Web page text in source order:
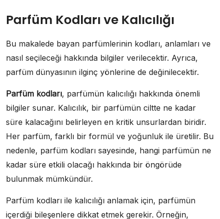
Parfüm Kodları ve Kalıcılığı
Bu makalede bayan parfümlerinin kodları, anlamları ve
nasıl seçileceği hakkında bilgiler verilecektir. Ayrıca,
parfüm dünyasının ilginç yönlerine de değinilecektir.
Parfüm kodları, parfümün kalıcılığı hakkında önemli
bilgiler sunar. Kalıcılık, bir parfümün ciltte ne kadar
süre kalacağını belirleyen en kritik unsurlardan biridir.
Her parfüm, farklı bir formül ve yoğunluk ile üretilir. Bu
nedenle, parfüm kodları sayesinde, hangi parfümün ne
kadar süre etkili olacağı hakkında bir öngörüde
bulunmak mümkündür.
Parfüm kodları ile kalıcılığı anlamak için, parfümün
içerdiği bileşenlere dikkat etmek gerekir. Örneğin,